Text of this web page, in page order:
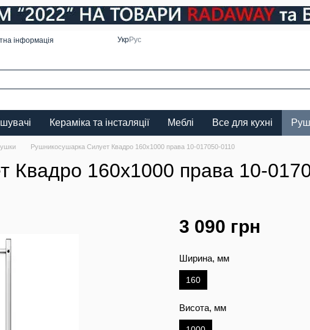
інформація УкрРус
Кераміка та інсталяції Меблі Все для кухні
Рушникосушарка Силует Квадро 160х1000 права 10-017050-0110
Квадро 160х1000 права 10-
3 090 грн
Ширина, мм
160
Висота, мм